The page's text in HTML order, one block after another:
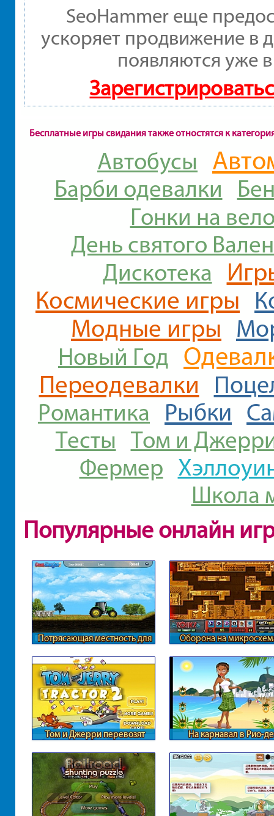
SeoHammer еще
ускоряет продвижение в
появляются уже
Бесплатные игры свидания также отностятся к
Автобусы
Барби одевалки
Гонки на
День святого
Дискотека
Космические игры
Модные игры
Новый Год
Переодевалки
Романтика Рыбки
Тесты Том и
Фермер
Школа
Популярные онлайн
Потрясающая местность для
Оборона на
Том и Джерри перевозят
На карнавал в Рио-